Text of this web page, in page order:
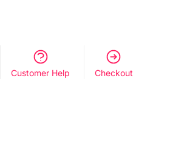
Customer Help Checkout